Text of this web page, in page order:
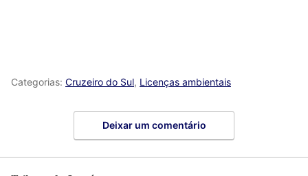
Categorias: Cruzeiro do Sul, Licenças ambientais
Deixar um comentário